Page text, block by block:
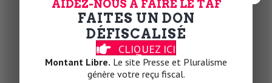
La Commission nationale des comptes de
campagne et des financements politiques
(CNCCFP) est-elle impuissante ?
Elle n’est pas assez armée. La CNCCFP s’appuie
AIDEZ-NOUS À FAIRE LE TAF
FAITES UN DON
DÉFISCALISÉ
CLIQUEZ ICI
Montant Libre. Le site Presse et Pluralisme
génère votre reçu fiscal.